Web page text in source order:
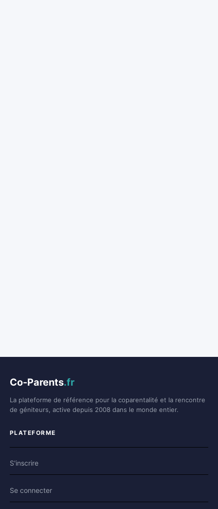
Co-Parents.fr
La plateforme de référence pour la coparentalité et la rencontre
de géniteurs, active depuis 2008 dans le monde entier.
PLATEFORME
S'inscrire
Se connecter